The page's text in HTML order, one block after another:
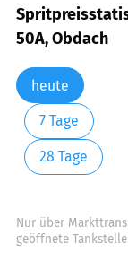
50A, Obdach
heute
7 Tage
28 Tage
Nur über
geöffnete